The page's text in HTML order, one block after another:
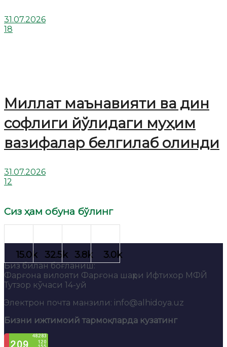
31.07.2026
18
Миллат маънавияти ва дин
софлиги йўлидаги муҳим
вазифалар белгилаб олинди
31.07.2026
12
Сиз ҳам обуна бўлинг
Биз билан боғланиш:
Фарғона вилояти Фарғона шаҳри Ифтихор МФЙ
Тутзор кўчаси 14-уй
Электрон почта манзили: info@alhidoya.uz
Бизни ижтимоий тармоқларда кузатинг